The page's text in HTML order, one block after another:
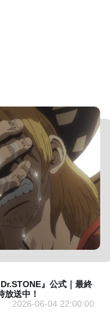
』公式｜最終
放送中！
2026-06-04 22:00:00